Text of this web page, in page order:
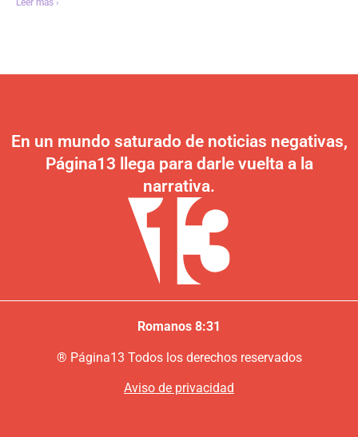
Leer más ›
En un mundo saturado de noticias negativas,
Página13 llega para darle vuelta a la
narrativa.
Romanos 8:31
® Página13 Todos los derechos reservados
Aviso de privacidad